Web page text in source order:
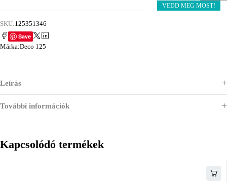
VEDD MEG MOST!
SKU:125351346
Save
Márka:Deco 125
Leírás
További információk
Kapcsolódó termékek